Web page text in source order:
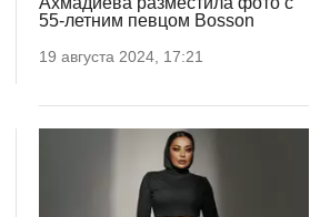
55-летним певцом Bosson
19 августа 2024, 17:21